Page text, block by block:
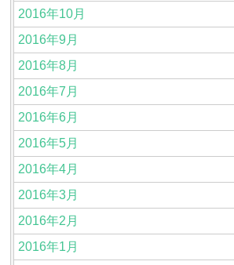
2016年10月
2016年9月
2016年8月
2016年7月
2016年6月
2016年5月
2016年4月
2016年3月
2016年2月
2016年1月